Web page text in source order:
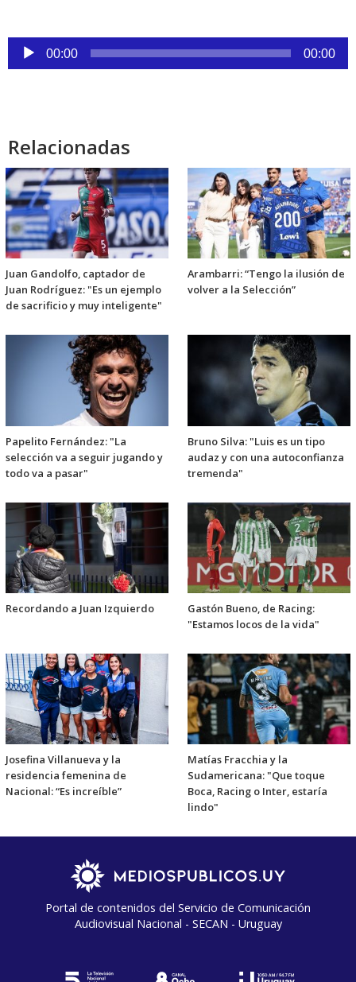
Reproductor
de
00:00 00:00
Relacionadas
Juan Gandolfo, captador de
Juan Rodríguez: "Es un ejemplo
de sacrificio y muy inteligente"
Arambarri: “Tengo la ilusión de
volver a la Selección”
Papelito Fernández: "La
selección va a seguir jugando y
todo va a pasar"
Bruno Silva: "Luis es un tipo
audaz y con una autoconfianza
tremenda"
Recordando a Juan Izquierdo
Gastón Bueno, de Racing:
"Estamos locos de la vida"
Josefina Villanueva y la
residencia femenina de
Nacional: “Es increíble”
Matías Fracchia y la
Sudamericana: "Que toque
Boca, Racing o Inter, estaría
lindo"
Portal de contenidos del Servicio de Comunicación
Audiovisual Nacional - SECAN - Uruguay